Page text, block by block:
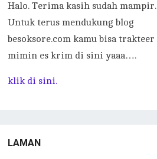
Halo. Terima kasih sudah mampir.
Untuk terus mendukung blog
besoksore.com kamu bisa trakteer
mimin es krim di sini yaaa….
klik di sini.
LAMAN